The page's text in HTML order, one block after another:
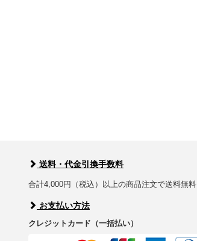
送料・代金引換手数料
合計4,000円（税込）以上の商品注文で送料無料
お支払い方法
クレジットカード（一括払い）